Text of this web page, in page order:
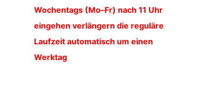
Wochentags (Mo–Fr) nach 11 Uhr
eingehen verlängern die reguläre
Laufzeit automatisch um einen
Werktag